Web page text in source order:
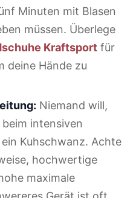
Minuten mit Blasen
müssen. Überlege
Kraftsport für
deine Hände zu
Niemand will,
intensiven
Kuhschwanz. Achte
hochwertige
maximale